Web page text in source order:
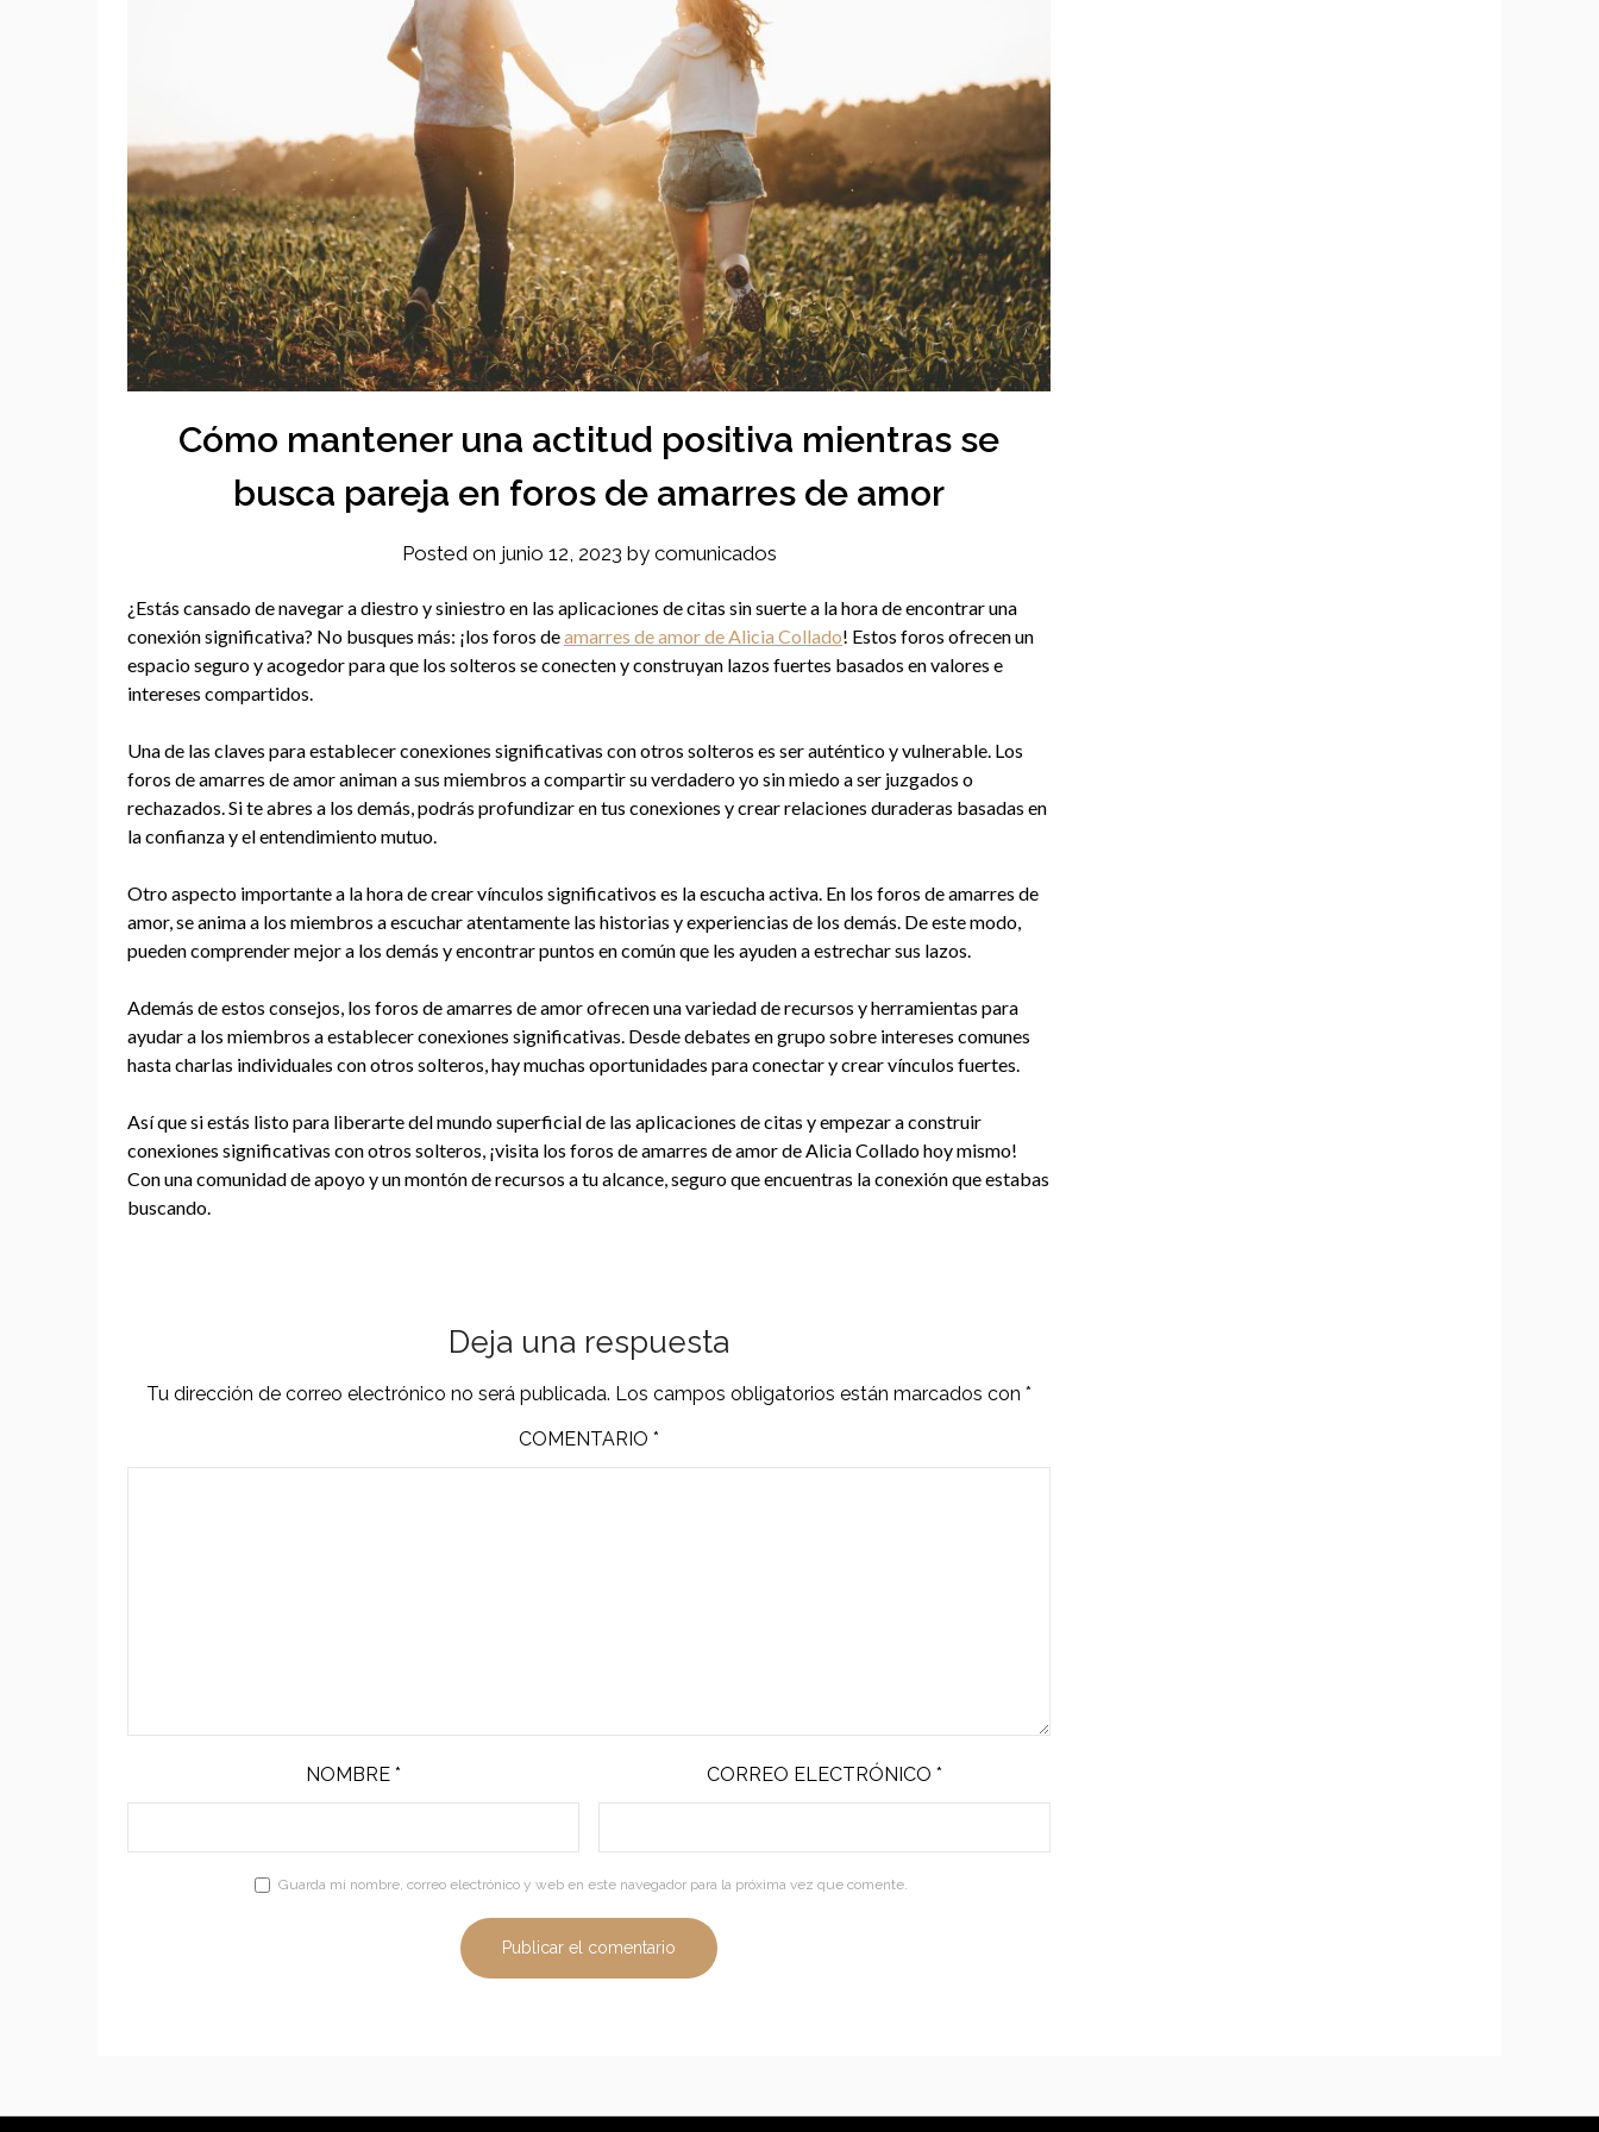
Cómo mantener una actitud positiva mientras se
busca pareja en foros de amarres de amor
Posted on junio 12, 2023 by comunicados
¿Estás cansado de navegar a diestro y siniestro en las aplicaciones de citas sin suerte a la hora de encontrar una
conexión significativa? No busques más: ¡los foros deamarres de amor de Alicia Collado! Estos foros ofrecen un
espacio seguro y acogedor para que los solteros se conecten y construyan lazos fuertes basados en valores e
intereses compartidos.
Una de las claves para establecer conexiones significativas con otros solteros es ser auténtico y vulnerable. Los
foros de amarres de amor animan a sus miembros a compartir su verdadero yo sin miedo a ser juzgados o
rechazados. Si te abres a los demás, podrás profundizar en tus conexiones y crear relaciones duraderas basadas en
la confianza y el entendimiento mutuo.
Otro aspecto importante a la hora de crear vínculos significativos es la escucha activa. En los foros de amarres de
amor, se anima a los miembros a escuchar atentamente las historias y experiencias de los demás. De este modo,
pueden comprender mejor a los demás y encontrar puntos en común que les ayuden a estrechar sus lazos.
Además de estos consejos, los foros de amarres de amor ofrecen una variedad de recursos y herramientas para
ayudar a los miembros a establecer conexiones significativas. Desde debates en grupo sobre intereses comunes
hasta charlas individuales con otros solteros, hay muchas oportunidades para conectar y crear vínculos fuertes.
Así que si estás listo para liberarte del mundo superficial de las aplicaciones de citas y empezar a construir
conexiones significativas con otros solteros, ¡visita los foros de amarres de amor de Alicia Collado hoy mismo!
Con una comunidad de apoyo y un montón de recursos a tu alcance, seguro que encuentras la conexión que estabas
buscando.
Deja una respuesta
Tu dirección de correo electrónico no será publicada. Los campos obligatorios están marcados con *
COMENTARIO *
NOMBRE* CORREO ELECTRÓNICO *
Guarda mi nombre, correo electrónico y web en este navegador para la próxima vez que comente.